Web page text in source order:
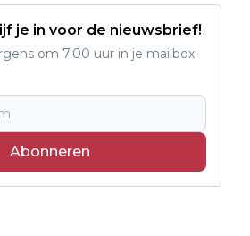
je in voor de nieuwsbrief!
om 7.00 uur in je mailbox.
Abonneren